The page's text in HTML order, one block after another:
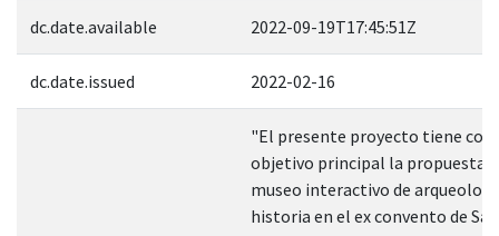
dc.date.available 2022-09-19T17:45:51Z
dc.date.issued 2022-02-16
"El presente proyecto tiene
objetivo principal la propuesta
museo interactivo de
historia en el ex convento de